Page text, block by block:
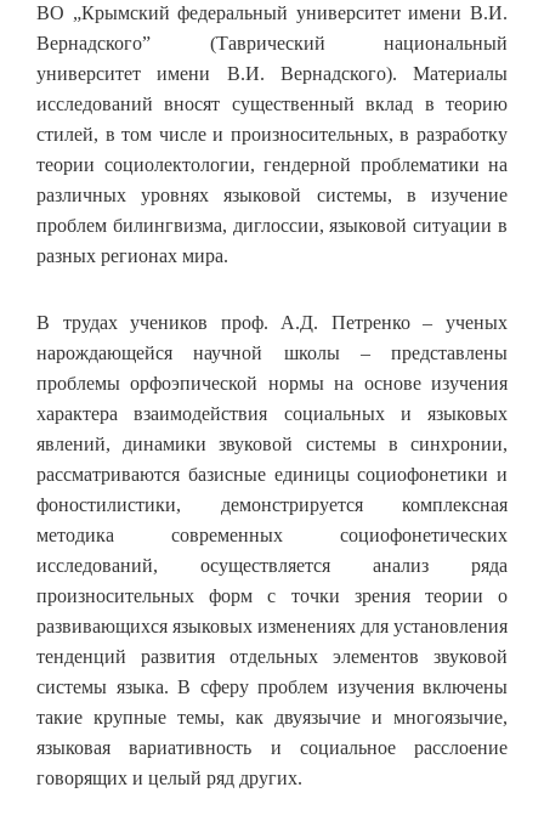
ВО „Крымский федеральный университет имени В.И.
Вернадского” (Таврический национальный
университет имени В.И. Вернадского). Материалы
исследований вносят существенный вклад в теорию
стилей, в том числе и произносительных, в разработку
теории социолектологии, гендерной проблематики на
различных уровнях языковой системы, в изучение
проблем билингвизма, диглоссии, языковой ситуации в
разных регионах мира.
В трудах учеников проф. А.Д. Петренко – ученых
нарождающейся научной школы – представлены
проблемы орфоэпической нормы на основе изучения
характера взаимодействия социальных и языковых
явлений, динамики звуковой системы в синхронии,
рассматриваются базисные единицы социофонетики и
фоностилистики, демонстрируется комплексная
методика современных социофонетических
исследований, осуществляется анализ ряда
произносительных форм с точки зрения теории о
развивающихся языковых изменениях для установления
тенденций развития отдельных элементов звуковой
системы языка. В сферу проблем изучения включены
такие крупные темы, как двуязычие и многоязычие,
языковая вариативность и социальное расслоение
говорящих и целый ряд других.